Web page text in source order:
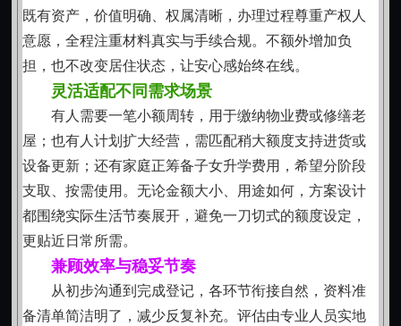
奏及逾期可能产生的影响，不诱导超额借贷，不模糊关
键条款。鼓励客户根据家庭收支状况设定合理借款规
模，预留必要流动性，避免因短期资金压力影响长期生
活稳定性。
合规运作的底层逻辑：尊重规则与个体差异并重
业务开展严格遵循现行法律法规及地方监管导向，
不突破利率上限，不捆绑销售，不附加不合理条件。针
对不同年龄层、职业类型与家庭结构的申请人，采用差
异化评估维度，既承认个体经济状况的多样性，也坚持
基本风控底线，确保每笔资金支持具备可持续偿还基
持续陪伴的后续支持：不止于环节
资金划转后，提供清晰的还款提醒与账务查询路
既有资产，价值明确、权属清晰，办理过程尊重产权人
意愿，全程注重材料真实与手续合规。不额外增加负
担，也不改变居住状态，让安心感始终在线。
灵活适配不同需求场景
有人需要一笔小额周转，用于缴纳物业费或修缮老
屋；也有人计划扩大经营，需匹配稍大额度支持进货或
设备更新；还有家庭正筹备子女升学费用，希望分阶段
支取、按需使用。无论金额大小、用途如何，方案设计
都围绕实际生活节奏展开，避免一刀切式的额度设定，
更贴近日常所需。
兼顾效率与稳妥节奏
从初步沟通到完成登记，各环节衔接自然，资料准
备清单简洁明了，减少反复补充。评估由专业人员实地